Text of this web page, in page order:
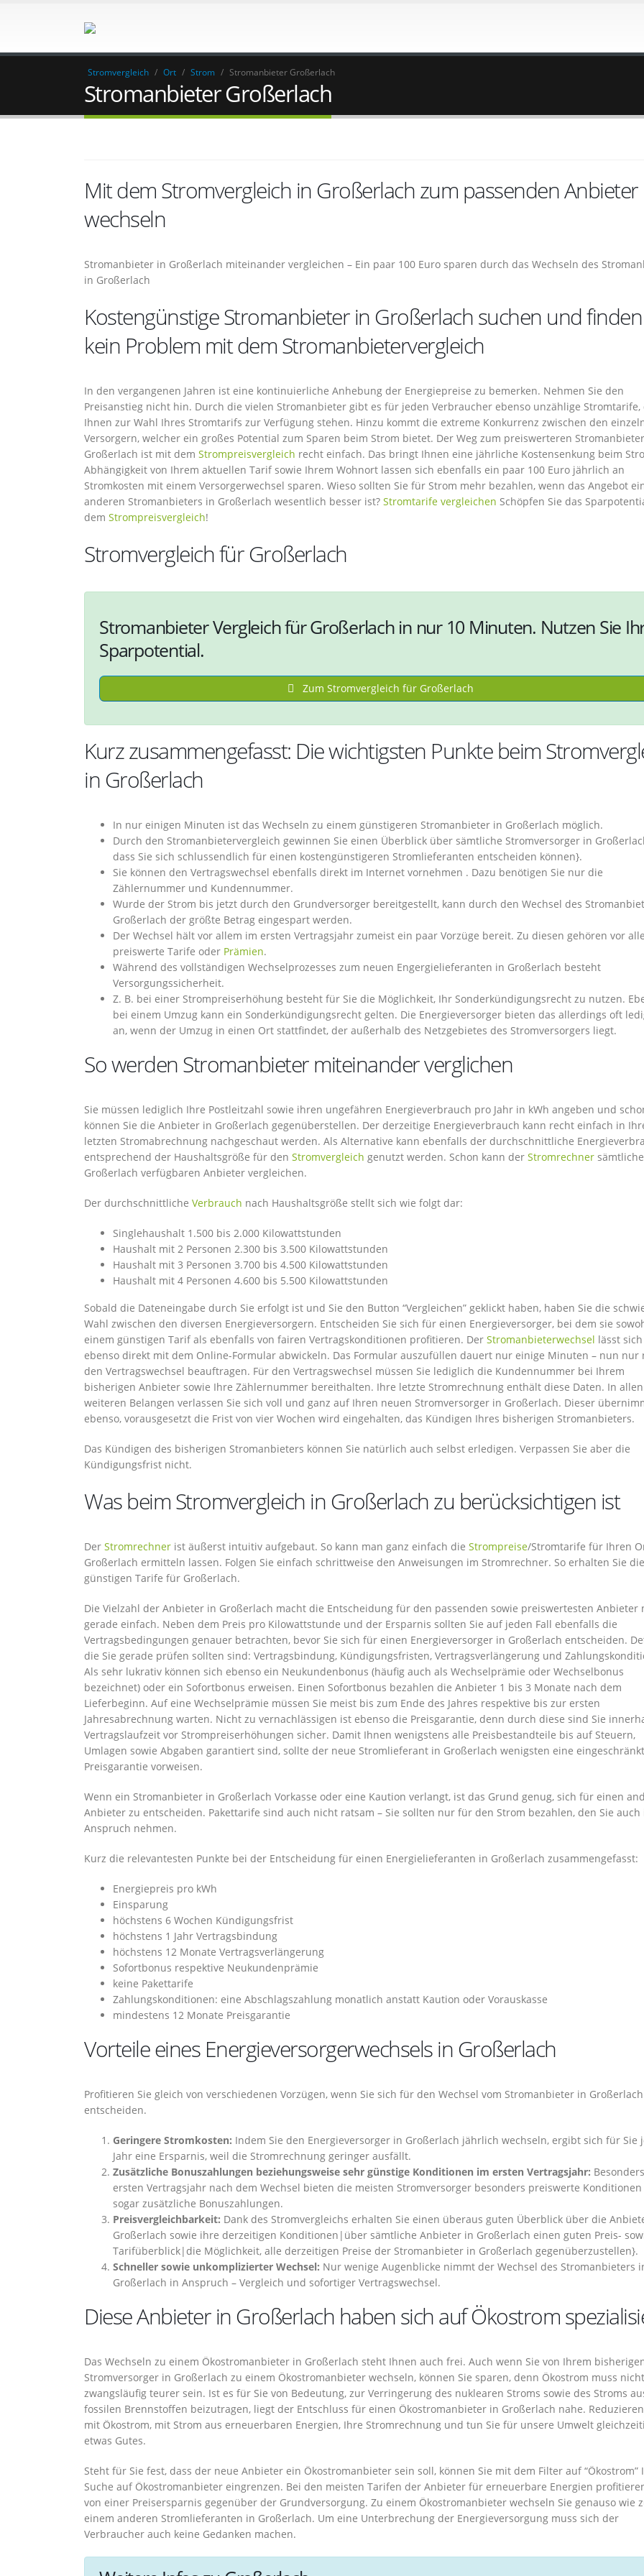
Stromvergleich / Ort / Strom / Stromanbieter Großerlach
Stromanbieter Großerlach
Mit dem Stromvergleich in Großerlach zum passenden Anbieter
wechseln
Stromanbieter in Großerlach miteinander vergleichen – Ein paar 100 Euro sparen durch das Wechseln des
in Großerlach
Kostengünstige Stromanbieter in Großerlach suchen und
kein Problem mit dem Stromanbietervergleich
In den vergangenen Jahren ist eine kontinuierliche Anhebung der Energiepreise zu bemerken. Nehmen Sie den
Preisanstieg nicht hin. Durch die vielen Stromanbieter gibt es für jeden Verbraucher ebenso unzählige Stromtarife,
Ihnen zur Wahl Ihres Stromtarifs zur Verfügung stehen. Hinzu kommt die extreme Konkurrenz zwischen den
Versorgern, welcher ein großes Potential zum Sparen beim Strom bietet. Der Weg zum preiswerteren
Großerlach ist mit dem Strompreisvergleich recht einfach. Das bringt Ihnen eine jährliche Kostensenkung beim
Abhängigkeit von Ihrem aktuellen Tarif sowie Ihrem Wohnort lassen sich ebenfalls ein paar 100 Euro jährlich an
Stromkosten mit einem Versorgerwechsel sparen. Wieso sollten Sie für Strom mehr bezahlen, wenn das Angebot
anderen Stromanbieters in Großerlach wesentlich besser ist? Stromtarife vergleichen Schöpfen Sie das
dem Strompreisvergleich!
Stromvergleich für Großerlach
Stromanbieter Vergleich für Großerlach in nur 10 Minuten. Nutzen Sie
Sparpotential.
Zum Stromvergleich für Großerlach
Kurz zusammengefasst: Die wichtigsten Punkte beim
in Großerlach
In nur einigen Minuten ist das Wechseln zu einem günstigeren Stromanbieter in Großerlach möglich.
Durch den Stromanbietervergleich gewinnen Sie einen Überblick über sämtliche Stromversorger in
dass Sie sich schlussendlich für einen kostengünstigeren Stromlieferanten entscheiden können}.
Sie können den Vertragswechsel ebenfalls direkt im Internet vornehmen . Dazu benötigen Sie nur die
Zählernummer und Kundennummer.
Wurde der Strom bis jetzt durch den Grundversorger bereitgestellt, kann durch den Wechsel des
Großerlach der größte Betrag eingespart werden.
Der Wechsel hält vor allem im ersten Vertragsjahr zumeist ein paar Vorzüge bereit. Zu diesen gehören vor
preiswerte Tarife oder Prämien.
Während des vollständigen Wechselprozesses zum neuen Engergielieferanten in Großerlach besteht
Versorgungssicherheit.
Z. B. bei einer Strompreiserhöhung besteht für Sie die Möglichkeit, Ihr Sonderkündigungsrecht zu nutzen.
bei einem Umzug kann ein Sonderkündigungsrecht gelten. Die Energieversorger bieten das allerdings oft
an, wenn der Umzug in einen Ort stattfindet, der außerhalb des Netzgebietes des Stromversorgers liegt.
So werden Stromanbieter miteinander verglichen
Sie müssen lediglich Ihre Postleitzahl sowie ihren ungefähren Energieverbrauch pro Jahr in kWh angeben und
können Sie die Anbieter in Großerlach gegenüberstellen. Der derzeitige Energieverbrauch kann recht einfach in
letzten Stromabrechnung nachgeschaut werden. Als Alternative kann ebenfalls der durchschnittliche
entsprechend der Haushaltsgröße für den Stromvergleich genutzt werden. Schon kann der Stromrechner
Großerlach verfügbaren Anbieter vergleichen.
Der durchschnittliche Verbrauch nach Haushaltsgröße stellt sich wie folgt dar:
Singlehaushalt 1.500 bis 2.000 Kilowattstunden
Haushalt mit 2 Personen 2.300 bis 3.500 Kilowattstunden
Haushalt mit 3 Personen 3.700 bis 4.500 Kilowattstunden
Haushalt mit 4 Personen 4.600 bis 5.500 Kilowattstunden
Sobald die Dateneingabe durch Sie erfolgt ist und Sie den Button “Vergleichen” geklickt haben, haben Sie die
Wahl zwischen den diversen Energieversorgern. Entscheiden Sie sich für einen Energieversorger, bei dem sie
einem günstigen Tarif als ebenfalls von fairen Vertragskonditionen profitieren. Der Stromanbieterwechsel lässt sich
ebenso direkt mit dem Online-Formular abwickeln. Das Formular auszufüllen dauert nur einige Minuten – nun nur
den Vertragswechsel beauftragen. Für den Vertragswechsel müssen Sie lediglich die Kundennummer bei Ihrem
bisherigen Anbieter sowie Ihre Zählernummer bereithalten. Ihre letzte Stromrechnung enthält diese Daten. In allen
weiteren Belangen verlassen Sie sich voll und ganz auf Ihren neuen Stromversorger in Großerlach. Dieser
ebenso, vorausgesetzt die Frist von vier Wochen wird eingehalten, das Kündigen Ihres bisherigen Stromanbieters.
Das Kündigen des bisherigen Stromanbieters können Sie natürlich auch selbst erledigen. Verpassen Sie aber die
Kündigungsfrist nicht.
Was beim Stromvergleich in Großerlach zu berücksichtigen ist
Der Stromrechner ist äußerst intuitiv aufgebaut. So kann man ganz einfach die Strompreise/Stromtarife für Ihren
Großerlach ermitteln lassen. Folgen Sie einfach schrittweise den Anweisungen im Stromrechner. So erhalten Sie die
günstigen Tarife für Großerlach.
Die Vielzahl der Anbieter in Großerlach macht die Entscheidung für den passenden sowie preiswertesten Anbieter
gerade einfach. Neben dem Preis pro Kilowattstunde und der Ersparnis sollten Sie auf jeden Fall ebenfalls die
Vertragsbedingungen genauer betrachten, bevor Sie sich für einen Energieversorger in Großerlach entscheiden.
die Sie gerade prüfen sollten sind: Vertragsbindung, Kündigungsfristen, Vertragsverlängerung und
Als sehr lukrativ können sich ebenso ein Neukundenbonus (häufig auch als Wechselprämie oder Wechselbonus
bezeichnet) oder ein Sofortbonus erweisen. Einen Sofortbonus bezahlen die Anbieter 1 bis 3 Monate nach dem
Lieferbeginn. Auf eine Wechselprämie müssen Sie meist bis zum Ende des Jahres respektive bis zur ersten
Jahresabrechnung warten. Nicht zu vernachlässigen ist ebenso die Preisgarantie, denn durch diese sind Sie
Vertragslaufzeit vor Strompreiserhöhungen sicher. Damit Ihnen wenigstens alle Preisbestandteile bis auf Steuern,
Umlagen sowie Abgaben garantiert sind, sollte der neue Stromlieferant in Großerlach wenigsten eine
Preisgarantie vorweisen.
Wenn ein Stromanbieter in Großerlach Vorkasse oder eine Kaution verlangt, ist das Grund genug, sich für einen
Anbieter zu entscheiden. Pakettarife sind auch nicht ratsam – Sie sollten nur für den Strom bezahlen, den Sie auch
Anspruch nehmen.
Kurz die relevantesten Punkte bei der Entscheidung für einen Energielieferanten in Großerlach zusammengefasst:
Energiepreis pro kWh
Einsparung
höchstens 6 Wochen Kündigungsfrist
höchstens 1 Jahr Vertragsbindung
höchstens 12 Monate Vertragsverlängerung
Sofortbonus respektive Neukundenprämie
keine Pakettarife
Zahlungskonditionen: eine Abschlagszahlung monatlich anstatt Kaution oder Vorauskasse
mindestens 12 Monate Preisgarantie
Vorteile eines Energieversorgerwechsels in Großerlach
Profitieren Sie gleich von verschiedenen Vorzügen, wenn Sie sich für den Wechsel vom Stromanbieter in Großerlach
entscheiden.
Geringere Stromkosten: Indem Sie den Energieversorger in Großerlach jährlich wechseln, ergibt sich für Sie
Jahr eine Ersparnis, weil die Stromrechnung geringer ausfällt.
Zusätzliche Bonuszahlungen beziehungsweise sehr günstige Konditionen im ersten Vertragsjahr:
ersten Vertragsjahr nach dem Wechsel bieten die meisten Stromversorger besonders preiswerte
sogar zusätzliche Bonuszahlungen.
Preisvergleichbarkeit: Dank des Stromvergleichs erhalten Sie einen überaus guten Überblick über die
Großerlach sowie ihre derzeitigen Konditionen|über sämtliche Anbieter in Großerlach einen guten Preis-
Tarifüberblick|die Möglichkeit, alle derzeitigen Preise der Stromanbieter in Großerlach gegenüberzustellen}.
Schneller sowie unkomplizierter Wechsel: Nur wenige Augenblicke nimmt der Wechsel des Stromanbieters
Großerlach in Anspruch – Vergleich und sofortiger Vertragswechsel.
Diese Anbieter in Großerlach haben sich auf Ökostrom
Das Wechseln zu einem Ökostromanbieter in Großerlach steht Ihnen auch frei. Auch wenn Sie von Ihrem
Stromversorger in Großerlach zu einem Ökostromanbieter wechseln, können Sie sparen, denn Ökostrom muss nicht
zwangsläufig teurer sein. Ist es für Sie von Bedeutung, zur Verringerung des nuklearen Stroms sowie des Stroms
fossilen Brennstoffen beizutragen, liegt der Entschluss für einen Ökostromanbieter in Großerlach nahe.
mit Ökostrom, mit Strom aus erneuerbaren Energien, Ihre Stromrechnung und tun Sie für unsere Umwelt
etwas Gutes.
Steht für Sie fest, dass der neue Anbieter ein Ökostromanbieter sein soll, können Sie mit dem Filter auf “Ökostrom”
Suche auf Ökostromanbieter eingrenzen. Bei den meisten Tarifen der Anbieter für erneuerbare Energien
von einer Preisersparnis gegenüber der Grundversorgung. Zu einem Ökostromanbieter wechseln Sie genauso wie
einem anderen Stromlieferanten in Großerlach. Um eine Unterbrechung der Energieversorgung muss sich der
Verbraucher auch keine Gedanken machen.